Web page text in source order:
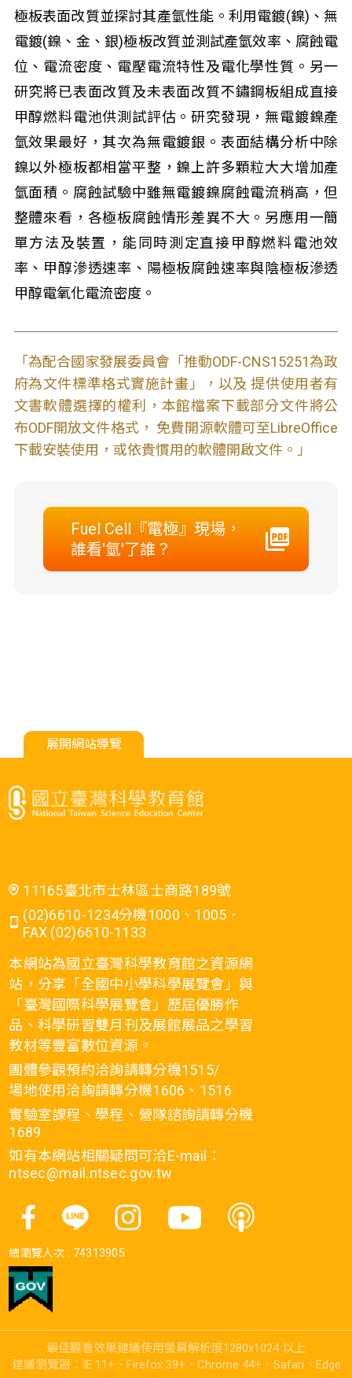
極板表面改質並探討其產氫性能。利用電鍍(鎳)、無
電鍍(鎳、金、銀)極板改質並測試產氫效率、腐蝕電
位、電流密度、電壓電流特性及電化學性質。另一
研究將已表面改質及未表面改質不鏽鋼板組成直接
甲醇燃料電池供測試評估。研究發現，無電鍍鎳產
氫效果最好，其次為無電鍍銀。表面結構分析中除
鎳以外極板都相當平整，鎳上許多顆粒大大增加產
氫面積。腐蝕試驗中雖無電鍍鎳腐蝕電流稍高，但
整體來看，各極板腐蝕情形差異不大。另應用一簡
單方法及裝置，能同時測定直接甲醇燃料電池效
率、甲醇滲透速率、陽極板腐蝕速率與陰極板滲透
甲醇電氧化電流密度。
「為配合國家發展委員會「推動ODF-CNS15251為政
府為文件標準格式實施計畫」，以及 提供使用者有
文書軟體選擇的權利，本館檔案下載部分文件將公
布ODF開放文件格式， 免費開源軟體可至LibreOffice
下載安裝使用，或依貴慣用的軟體開啟文件。」
Fuel Cell『電極』現場，
誰看'氫'了誰？
展開網站導覽
11165臺北市士林區士商路189號
(02)6610-1234分機1000、1005．
FAX (02)6610-1133
本網站為國立臺灣科學教育館之資源網
站，分享「全國中小學科學展覽會」與
「臺灣國際科學展覽會」歷屆優勝作
品、科學研習雙月刊及展館展品之學習
教材等豐富數位資源。
團體參觀預約洽詢請轉分機1515/
場地使用洽詢請轉分機1606、1516
實驗室課程、學程、營隊諮詢請轉分機
1689
如有本網站相關疑問可洽E-mail：
ntsec@mail.ntsec.gov.tw
總瀏覽人次 : 74313905
最佳觀看效果建議使用螢幕解析度1280x1024 以上
建議瀏覽器：IE 11+、Firefox 39+、Chrome 44+、Safari、Edge